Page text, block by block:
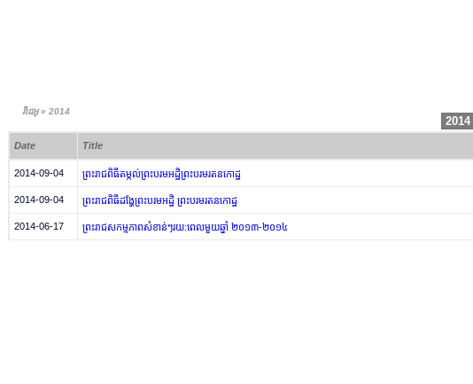
វីដេអូ » 2014
Date Title
2014-09-04 ព្រះរាជពិធីតម្កល់ព្រះបរមអដ្ឋិព្រះបរមរតនកោដ្ឋ
2014-09-04 ព្រះរាជពិធីដង្ហែព្រះបរមអដ្ឋិ ព្រះបរមរតនកោដ្ឋ
2014-06-17 ព្រះរាជសកម្មភាពសំខាន់ៗរយ:ពេលមួយឆ្នាំ ២០១៣-២០១៤